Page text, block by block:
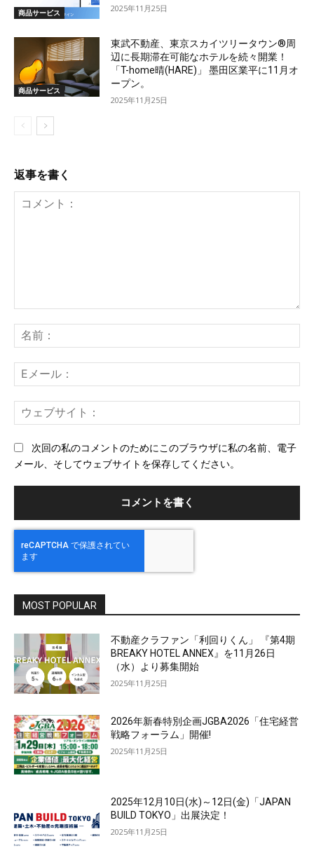
商品サービス 2025年11月25日
商品サービス
東武不動産、東京スカイツリータウン®周
辺に長期滞在可能なホテルを続々開業！
「T-home晴(HARE)」 墨田区業平に11月オ
ープン。
2025年11月25日
返事を書く
ン
ト：
前
メ
ー
ェ
次回の私のコメントのためにこのブラウザに私の名前、電子
メール、そしてウェブサイトを保存してください。
MOST POPULAR
不動産クラファン「利回りくん」 『第4期
BREAKY HOTEL ANNEX』を11月26日
（水）より募集開始
2025年11月25日
2026年新春特別企画JGBA2026「住宅経営
戦略フォーラム」開催!
2025年11月25日
2025年12月10日(水)～12日(金)「JAPAN
BUILD TOKYO」出展決定！
2025年11月25日